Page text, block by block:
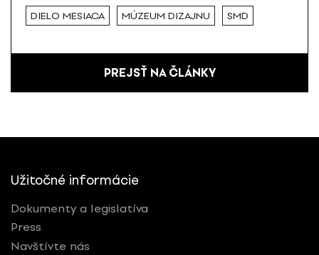
DIELO MESIACA MÚZEUM DIZAJNU SMD
PREJSŤ NA ČLÁNKY
Užitočné informácie
Dokumenty a legislatíva
Press
Navštívte nás